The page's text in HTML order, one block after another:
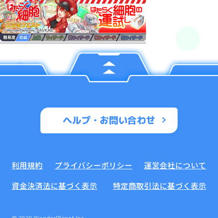
ヘルプ・お問い合わせ
利用規約 プライバシーポリシー
運営会社について
資金決済法に基づく表示
特定商取引法に基づく表示